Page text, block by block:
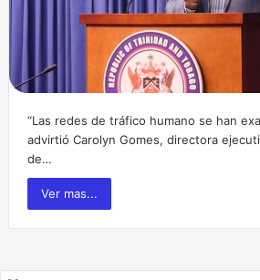
“Las redes de tráfico humano se han
advirtió Carolyn Gomes, directora
de…
Ver mas...